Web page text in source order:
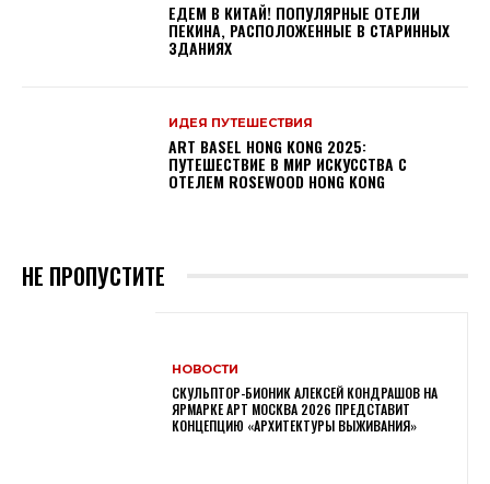
ЕДЕМ В КИТАЙ! ПОПУЛЯРНЫЕ ОТЕЛИ
ПЕКИНА, РАСПОЛОЖЕННЫЕ В СТАРИННЫХ
ЗДАНИЯХ
ИДЕЯ ПУТЕШЕСТВИЯ
ART BASEL HONG KONG 2025:
ПУТЕШЕСТВИЕ В МИР ИСКУССТВА С
ОТЕЛЕМ ROSEWOOD HONG KONG
НЕ ПРОПУСТИТЕ
НОВОСТИ
СКУЛЬПТОР-БИОНИК АЛЕКСЕЙ КОНДРАШОВ НА
ЯРМАРКЕ АРТ МОСКВА 2026 ПРЕДСТАВИТ
КОНЦЕПЦИЮ «АРХИТЕКТУРЫ ВЫЖИВАНИЯ»